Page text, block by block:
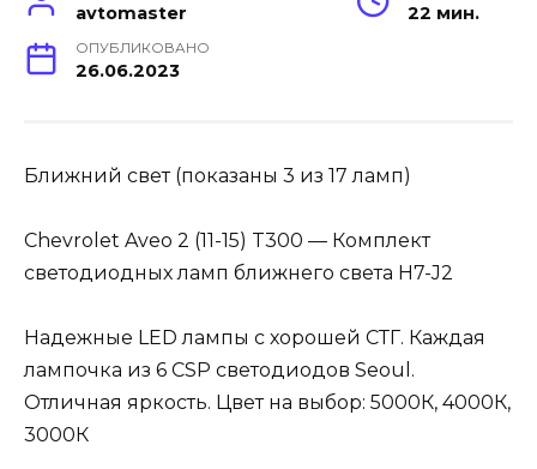
avtomaster 22 мин.
ОПУБЛИКОВАНО
26.06.2023
Ближний свет (показаны 3 из 17 ламп)
Chevrolet Aveo 2 (11-15) T300 — Комплект
светодиодных ламп ближнего света H7-J2
Надежные LED лампы с хорошей СТГ. Каждая
лампочка из 6 CSP светодиодов Seoul.
Отличная яркость. Цвет на выбор: 5000К, 4000К,
3000К